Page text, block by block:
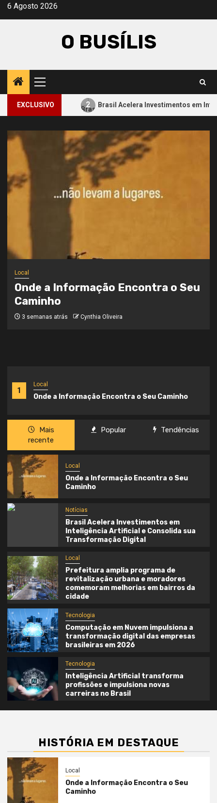
Avançar
6 Agosto 2026
O BUSÍLIS
Menu
principal
EXCLUSIVO
2 Brasil Acelera Investimentos em Inteligência
1
Local
Onde a Informação Encontra o Seu Caminho
Notícias
Brasil Acelera Investimentos em
Inteligência Artificial e Consolida
sua Transformação Digital
Mais
recente
Popular Tendências
Local
Onde a Informação Encontra o Seu
Caminho
Notícias
Brasil Acelera Investimentos em
Inteligência Artificial e Consolida sua
Transformação Digital
Local
Prefeitura amplia programa de
revitalização urbana e moradores
comemoram melhorias em bairros da
cidade
Tecnologia
Computação em Nuvem impulsiona a
transformação digital das empresas
brasileiras em 2026
Tecnologia
Inteligência Artificial transforma
profissões e impulsiona novas
carreiras no Brasil
HISTÓRIA EM DESTAQUE
Local
Onde a Informação Encontra o Seu
Caminho